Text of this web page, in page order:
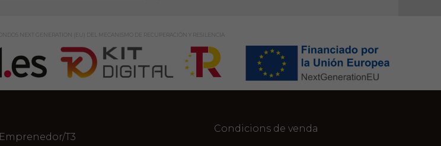
NEXT GENERATION (EU) DEL MECANISMO DE RECUPERACIÓN Y RESILENCIA
T3
Condicions de venda